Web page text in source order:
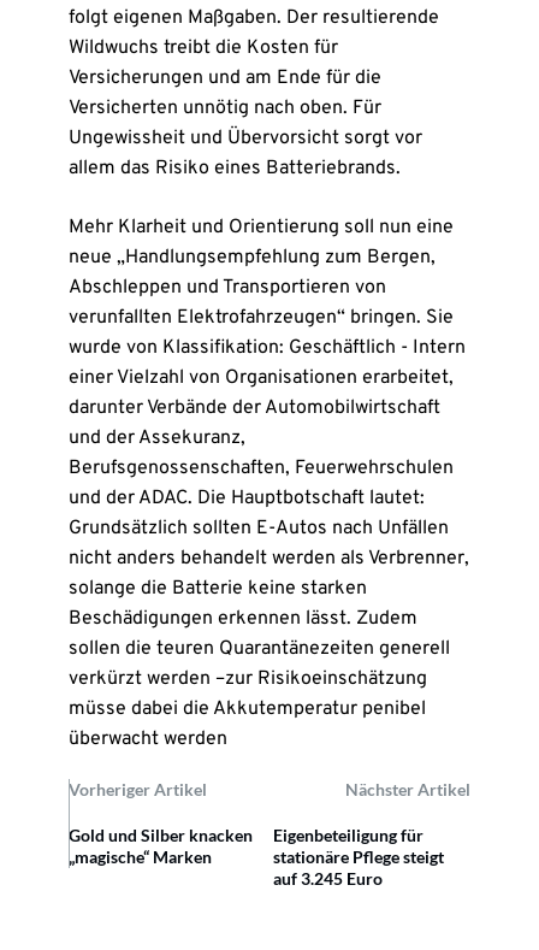
folgt eigenen Maßgaben. Der resultierende
Wildwuchs treibt die Kosten für
Versicherungen und am Ende für die
Versicherten unnötig nach oben. Für
Ungewissheit und Übervorsicht sorgt vor
allem das Risiko eines Batteriebrands.
Mehr Klarheit und Orientierung soll nun eine
neue „Handlungsempfehlung zum Bergen,
Abschleppen und Transportieren von
verunfallten Elektrofahrzeugen“ bringen. Sie
wurde von Klassifikation: Geschäftlich - Intern
einer Vielzahl von Organisationen erarbeitet,
darunter Verbände der Automobilwirtschaft
und der Assekuranz,
Berufsgenossenschaften, Feuerwehrschulen
und der ADAC. Die Hauptbotschaft lautet:
Grundsätzlich sollten E-Autos nach Unfällen
nicht anders behandelt werden als Verbrenner,
solange die Batterie keine starken
Beschädigungen erkennen lässt. Zudem
sollen die teuren Quarantänezeiten generell
verkürzt werden –zur Risikoeinschätzung
müsse dabei die Akkutemperatur penibel
überwacht werden
Vorheriger Artikel Nächster Artikel
Gold und Silber knacken
„magische“ Marken
Eigenbeteiligung für
stationäre Pflege steigt
auf 3.245 Euro